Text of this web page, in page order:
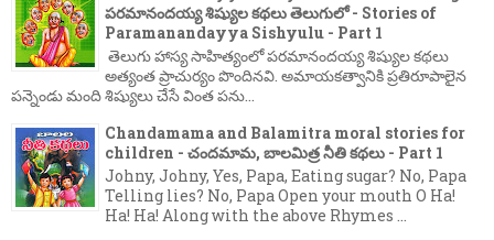
పరమానందయ్య శిష్యుల కథలు తెలుగులో - Stories of
Paramanandayya Sishyulu - Part 1
తెలుగు హాస్య సాహిత్యంలో పరమానందయ్య శిష్యుల కథలు
అత్యంత ప్రాచుర్యం పొందినవి. అమాయకత్వానికి ప్రతిరూపాలైన
పన్నెండు మంది శిష్యులు చేసే వింత పను...
Chandamama and Balamitra moral stories for
children - చందమామ, బాలమిత్ర నీతి కథలు - Part 1
Johny, Johny, Yes, Papa, Eating sugar? No, Papa
Telling lies? No, Papa Open your mouth O Ha!
Ha! Ha! Along with the above Rhymes ...